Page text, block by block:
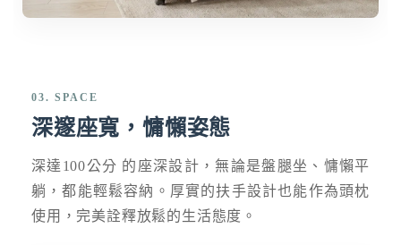
03. SPACE
深邃座寬，慵懶姿態
深達100公分 的座深設計，無論是盤腿坐、慵懶平
躺，都能輕鬆容納。厚實的扶手設計也能作為頭枕
使用，完美詮釋放鬆的生活態度。